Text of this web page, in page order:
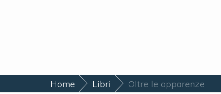
Home Libri Oltre le apparenze